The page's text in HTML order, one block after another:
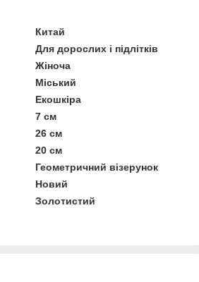
Китай
Для дорослих і підлітків
Жіноча
Міський
Екошкіра
7 см
26 см
20 см
Геометричний візерунок
Новий
Золотистий